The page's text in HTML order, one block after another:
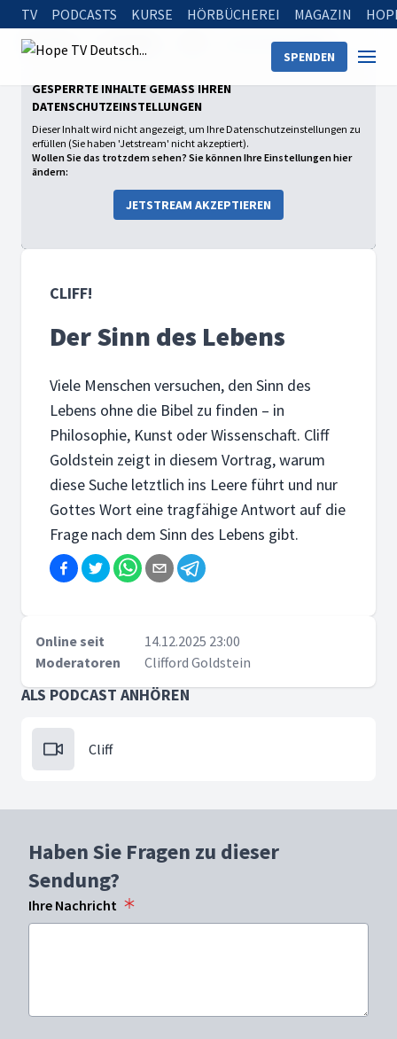
TV PODCASTS KURSE HÖRBÜCHEREI MAGAZIN
SPENDEN
Startseite Der Sinn des Lebens
GESPERRTE INHALTE GEMÄSS IHREN D
ATENSCHUTZEINSTELLUNGEN
Dieser Inhalt wird nicht angezeigt, um Ihre Datenschutzeinstellungen zu
erfüllen (Sie haben 'Jetstream' nicht akzeptiert).
Wollen Sie das trotzdem sehen? Sie können Ihre Einstellungen hier
ändern:
JETSTREAM AKZEPTIEREN
CLIFF!
Der Sinn des Lebens
Viele Menschen versuchen, den Sinn des
Lebens ohne die Bibel zu finden – in
Philosophie, Kunst oder Wissenschaft. Cliff
Goldstein zeigt in diesem Vortrag, warum
diese Suche letztlich ins Leere führt und nur
Gottes Wort eine tragfähige Antwort auf die
Frage nach dem Sinn des Lebens gibt.
Online seit
14.12.2025 23:00
Moderatoren
Clifford Goldstein
ALS PODCAST ANHÖREN
Cliff
Haben Sie Fragen zu dieser
Sendung?
Ihre Nachricht